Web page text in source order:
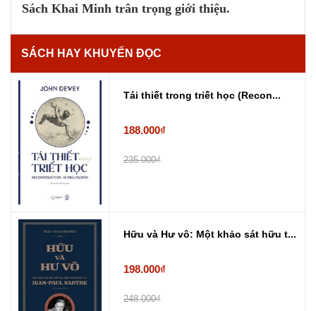
Sách Khai Minh trân trọng giới thiệu.
SÁCH HAY KHUYẾN ĐỌC
Tái thiết trong triết học (Recon...
188.000₫
235.000₫
Hữu và Hư vô: Một khảo sát hữu t...
198.000₫
248.000₫